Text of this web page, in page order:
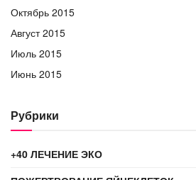
Октябрь 2015
Август 2015
Июль 2015
Июнь 2015
Рубрики
+40 ЛЕЧЕНИЕ ЭКО